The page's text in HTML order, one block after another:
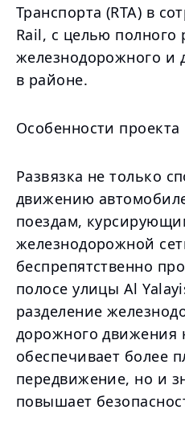
Транспорта (RTA) в
Rail, с целью полного
железнодорожного и
в районе.
Особенности проекта
Развязка не только
движению
поездам,
железнодорожной
беспрепятственно
полосе улицы Al
разделение
дорожного движения
обеспечивает более
передвижение, но и
повышает